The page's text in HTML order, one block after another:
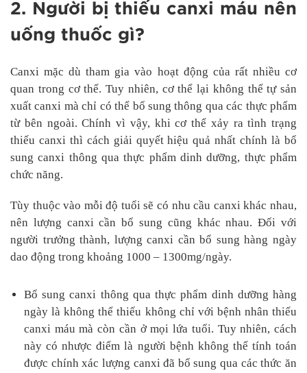
2. Người bị thiếu canxi máu nên
uống thuốc gì?
Canxi mặc dù tham gia vào hoạt động của rất nhiều cơ
quan trong cơ thể. Tuy nhiên, cơ thể lại không thể tự sản
xuất canxi mà chỉ có thể bổ sung thông qua các thực phẩm
từ bên ngoài. Chính vì vậy, khi cơ thể xảy ra tình trạng
thiếu canxi thì cách giải quyết hiệu quả nhất chính là bổ
sung canxi thông qua thực phẩm dinh dưỡng, thực phẩm
chức năng.
Tùy thuộc vào mỗi độ tuổi sẽ có nhu cầu canxi khác nhau,
nên lượng canxi cần bổ sung cũng khác nhau. Đối với
người trưởng thành, lượng canxi cần bổ sung hàng ngày
dao động trong khoảng 1000 – 1300mg/ngày.
Bổ sung canxi thông qua thực phẩm dinh dưỡng hàng
ngày là không thể thiếu không chỉ với bệnh nhân thiếu
canxi máu mà còn cần ở mọi lứa tuổi. Tuy nhiên, cách
này có nhược điểm là người bệnh không thể tính toán
được chính xác lượng canxi đã bổ sung qua các thức ăn